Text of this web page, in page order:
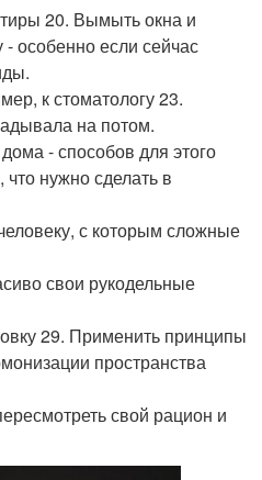
20. Вымыть окна и
особенно если сейчас
к стоматологу 23.
на потом.
- способов для этого
нужно сделать в
с которым сложные
свои рукодельные
29. Применить принципы
пространства
свой рацион и